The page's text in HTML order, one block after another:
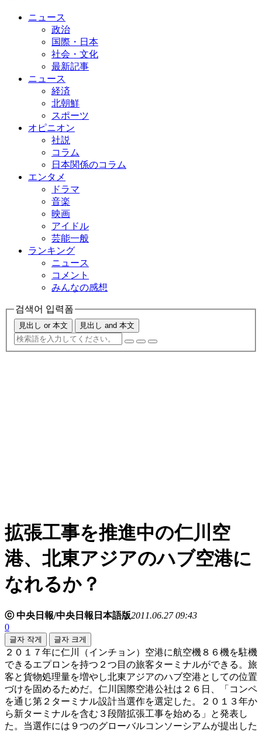
ニュース
政治
国際・日本
社会・文化
最新記事
ニュース
経済
北朝鮮
スポーツ
オピニオン
社説
コラム
日本関係のコラム
エンタメ
ドラマ
音楽
映画
アイドル
芸能一般
ランキング
ニュース
コメント
みんなの感想
검색어 입력폼
見出し or 本文 見出し and 本文
拡張工事を推進中の仁川空
港、北東アジアのハブ空港に
なれるか？
ⓒ 中央日報/中央日報日本語版2011.06.27 09:43
0
글자 작게 글자 크게
２０１７年に仁川（インチョン）空港に航空機８６機を駐機
できるエプロンを持つ２つ目の旅客ターミナルができる。旅
客と貨物処理量を増やし北東アジアのハブ空港としての位置
づけを固めるためだ。仁川国際空港公社は２６日、「コンペ
を通じ第２ターミナル設計当選作を選定した。２０１３年か
ら新ターミナルを含む３段階拡張工事を始める」と発表し
た。当選作には９つのグローバルコンソーシアムが提出した